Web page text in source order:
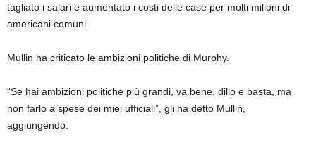
tagliato i salari e aumentato i costi delle case per molti milioni di
americani comuni.
Mullin ha criticato le ambizioni politiche di Murphy.
“Se hai ambizioni politiche più grandi, va bene, dillo e basta, ma
non farlo a spese dei miei ufficiali”, gli ha detto Mullin,
aggiungendo: